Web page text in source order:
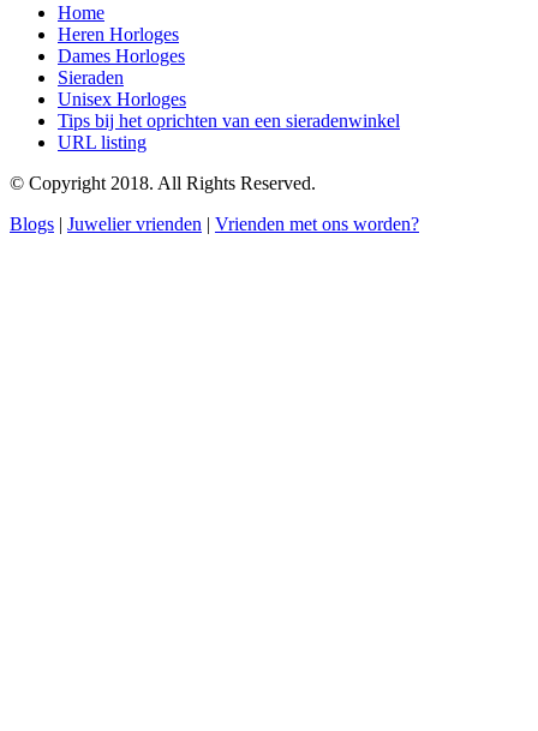
Home
Heren Horloges
Dames Horloges
Sieraden
Unisex Horloges
Tips bij het oprichten van een sieradenwinkel
URL listing
© Copyright 2018. All Rights Reserved.
Blogs | Juwelier vrienden | Vrienden met ons worden?